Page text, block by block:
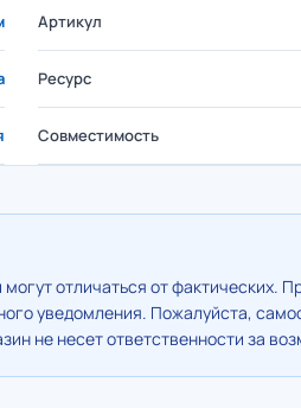
Артикул
Ресурс
Совместимость
отличаться от фактических.
уведомления. Пожалуйста,
не несет ответственности за